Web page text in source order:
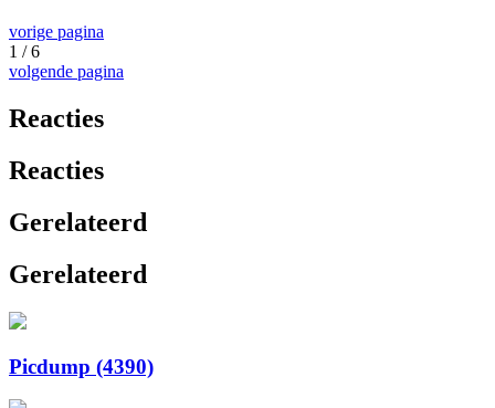
vorige pagina
1 / 6
volgende pagina
Reacties
Reacties
Gerelateerd
Gerelateerd
Picdump (4390)